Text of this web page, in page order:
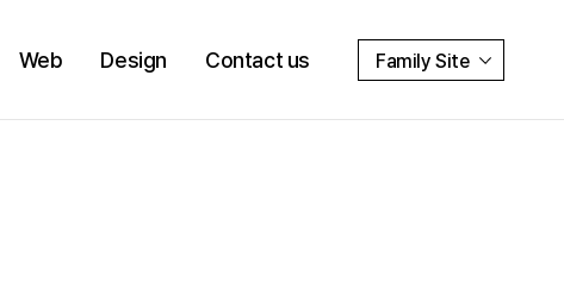
Web Design Contact us Family Site